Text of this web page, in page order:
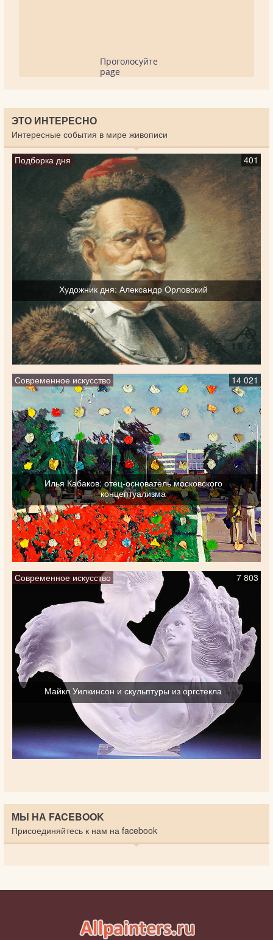
Проголосуйте
page
ЭТО ИНТЕРЕСНО
Интересные события в мире живописи
Подборка дня 401
Художник дня: Александр Орловский
Современное искусство 14 021
Илья Кабаков: отец-основатель московского
концептуализма
Современное искусство 7 803
Майкл Уилкинсон и скульптуры из оргстекла
МЫ НА FACEBOOK
Присоединяйтесь к нам на facebook